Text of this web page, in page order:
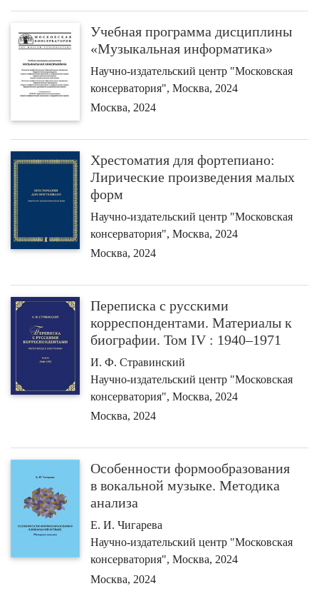
Учебная программа дисциплины
«Музыкальная информатика»
Научно-издательский центр "Московская
консерватория", Москва, 2024
Москва, 2024
Хрестоматия для фортепиано:
Лирические произведения малых
форм
Научно-издательский центр "Московская
консерватория", Москва, 2024
Москва, 2024
Переписка с русскими
корреспондентами. Материалы к
биографии. Том IV : 1940–1971
И. Ф. Стравинский
Научно-издательский центр "Московская
консерватория", Москва, 2024
Москва, 2024
Особенности формообразования
в вокальной музыке. Методика
анализа
Е. И. Чигарева
Научно-издательский центр "Московская
консерватория", Москва, 2024
Москва, 2024